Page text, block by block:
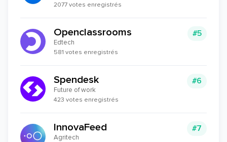
2077 votes enregistrés
#5
Openclassrooms
Edtech
581 votes enregistrés
#6
Spendesk
Future of work
423 votes enregistrés
#7
InnovaFeed
Agritech